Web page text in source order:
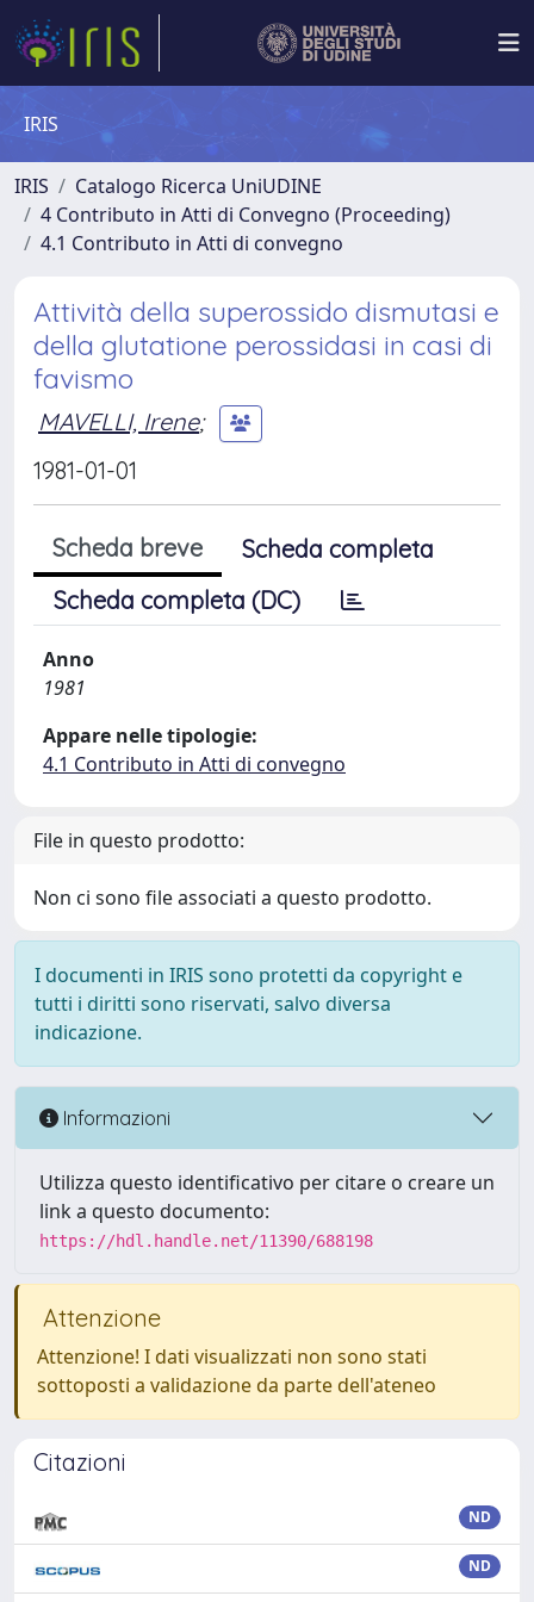
IRIS
IRIS
Catalogo Ricerca UniUDINE
4 Contributo in Atti di Convegno (Proceeding)
4.1 Contributo in Atti di convegno
Attività della superossido dismutasi e
della glutatione perossidasi in casi di
favismo
MAVELLI, Irene;
1981-01-01
Scheda breve
Scheda completa
Scheda completa (DC)
Anno
1981
Appare nelle tipologie:
4.1 Contributo in Atti di convegno
File in questo prodotto:
Non ci sono file associati a questo prodotto.
I documenti in IRIS sono protetti da copyright e
tutti i diritti sono riservati, salvo diversa
indicazione.
Informazioni
Utilizza questo identificativo per citare o creare un
link a questo documento:
https://hdl.handle.net/11390/688198
Attenzione
Attenzione! I dati visualizzati non sono stati
sottoposti a validazione da parte dell'ateneo
Citazioni
ND
ND